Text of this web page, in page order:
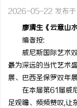
2026-05-22 发布于
廖清生《云意山
编者按:
威尼斯国际艺术
最为深远的当代艺术
展、巴西圣保罗双年
在本届第61届威
足观瞻、频频赞叹,让